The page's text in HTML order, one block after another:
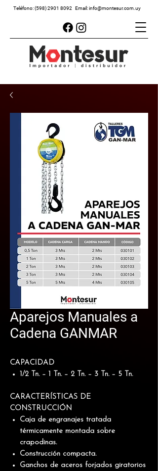
Teléfono:(598) 2901 8092 Email:info@montesur.com.uy
Aparejos Manuales a
Cadena GANMAR
CAPACIDAD
1/2 Tn. – 1 Tn. – 2 Tn. – 3 Tn. – 5 Tn.
CARACTERÍSTICAS DE
CONSTRUCCIÓN
Caja de engranajes tratada
térmicamente montada sobre
crapodinas.
Construcción compacta.
Ganchos de aceros forjados giratorios